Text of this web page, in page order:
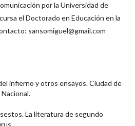
por la Universidad de
el Doctorado en Educación en la
sansomiguel@gmail.com
infierno y otros ensayos. Ciudad de
La literatura de segundo